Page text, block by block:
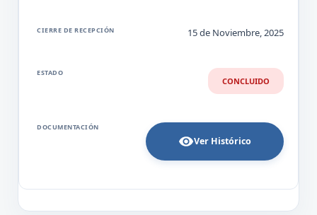
15 de Noviembre, 2025
CONCLUIDO
Ver Histórico